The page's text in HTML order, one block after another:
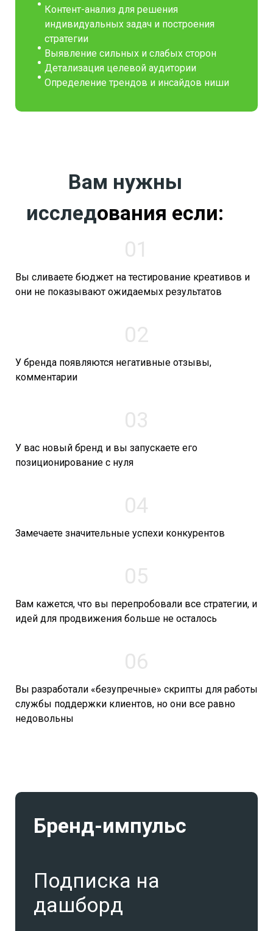
Контент-анализ для решения
индивидуальных задач и построения
стратегии
Выявление сильных и слабых сторон
Детализация целевой аудитории
Определение трендов и инсайдов ниши
Вам нужны
исследования если:
01
Вы сливаете бюджет на тестирование креативов и
они не показывают ожидаемых результатов
02
У бренда появляются негативные отзывы,
комментарии
03
У вас новый бренд и вы запускаете его
позиционирование с нуля
04
Замечаете значительные успехи конкурентов
05
Вам кажется, что вы перепробовали все стратегии, и
идей для продвижения больше не осталось
06
Вы разработали «безупречные» скрипты для работы
службы поддержки клиентов, но они все равно
недовольны
Бренд-импульс
Подписка на
дашборд